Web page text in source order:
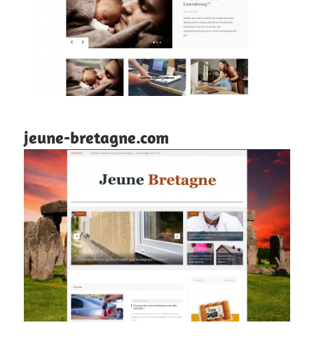
jeune-bretagne.com